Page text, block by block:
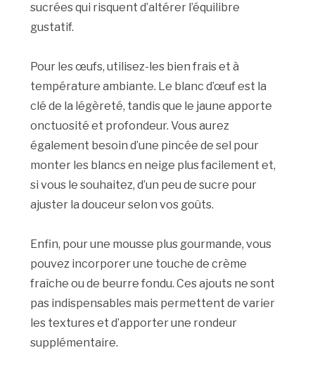
sucrées qui risquent d’altérer l’équilibre
gustatif.
Pour les œufs, utilisez-les bien frais et à
température ambiante. Le blanc d’œuf est la
clé de la légèreté, tandis que le jaune apporte
onctuosité et profondeur. Vous aurez
également besoin d’une pincée de sel pour
monter les blancs en neige plus facilement et,
si vous le souhaitez, d’un peu de sucre pour
ajuster la douceur selon vos goûts.
Enfin, pour une mousse plus gourmande, vous
pouvez incorporer une touche de crème
fraîche ou de beurre fondu. Ces ajouts ne sont
pas indispensables mais permettent de varier
les textures et d’apporter une rondeur
supplémentaire.